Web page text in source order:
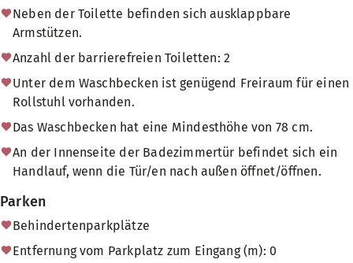
Neben der Toilette befinden sich ausklappbare
Armstützen.
Anzahl der barrierefreien Toiletten: 2
Unter dem Waschbecken ist genügend Freiraum für einen
Rollstuhl vorhanden.
Das Waschbecken hat eine Mindesthöhe von 78 cm.
An der Innenseite der Badezimmertür befindet sich ein
Handlauf, wenn die Tür/en nach außen öffnet/öffnen.
Parken
Behindertenparkplätze
Entfernung vom Parkplatz zum Eingang (m): 0